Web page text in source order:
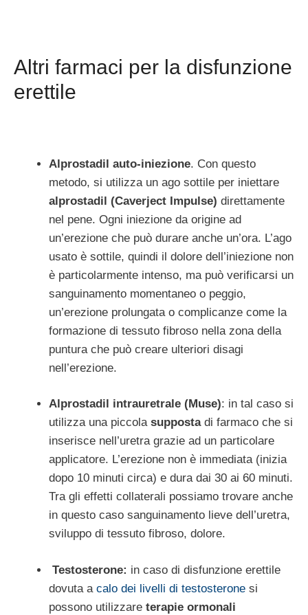
Altri farmaci per la disfunzione
erettile
Alprostadil auto-iniezione. Con questo
metodo, si utilizza un ago sottile per iniettare
alprostadil (Caverject Impulse) direttamente
nel pene. Ogni iniezione da origine ad
un’erezione che può durare anche un’ora. L’ago
usato è sottile, quindi il dolore dell’iniezione non
è particolarmente intenso, ma può verificarsi un
sanguinamento momentaneo o peggio,
un’erezione prolungata o complicanze come la
formazione di tessuto fibroso nella zona della
puntura che può creare ulteriori disagi
nell’erezione.
Alprostadil intrauretrale (Muse): in tal caso si
utilizza una piccola suppostadi farmaco che si
inserisce nell’uretra grazie ad un particolare
applicatore. L’erezione non è immediata (inizia
dopo 10 minuti circa) e dura dai 30 ai 60 minuti.
Tra gli effetti collaterali possiamo trovare anche
in questo caso sanguinamento lieve dell’uretra,
sviluppo di tessuto fibroso, dolore.
Testosterone: in caso di disfunzione erettile
dovuta a calo dei livelli di testosterone si
possono utilizzare terapie ormonali